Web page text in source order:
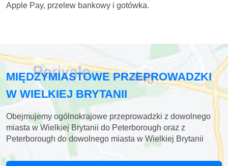
Apple Pay, przelew bankowy i gotówka.
MIĘDZYMIASTOWE PRZEPROWADZKI
W WIELKIEJ BRYTANII
Obejmujemy ogólnokrajowe przeprowadzki z dowolnego
miasta w Wielkiej Brytanii do Peterborough oraz z
Peterborough do dowolnego miasta w Wielkiej Brytanii